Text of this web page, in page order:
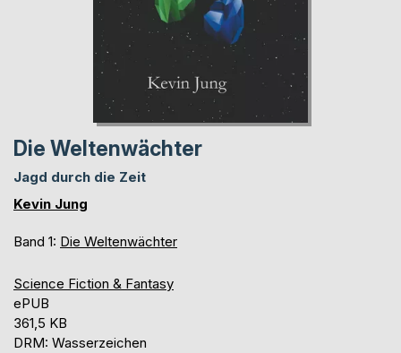
Die Weltenwächter
Jagd durch die Zeit
Kevin Jung
Band 1: Die Weltenwächter
Science Fiction & Fantasy
ePUB
361,5 KB
DRM: Wasserzeichen